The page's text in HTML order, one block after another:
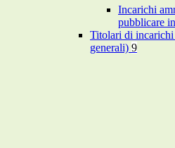
Incarichi
pubblicare
Titolari di
generali) 9